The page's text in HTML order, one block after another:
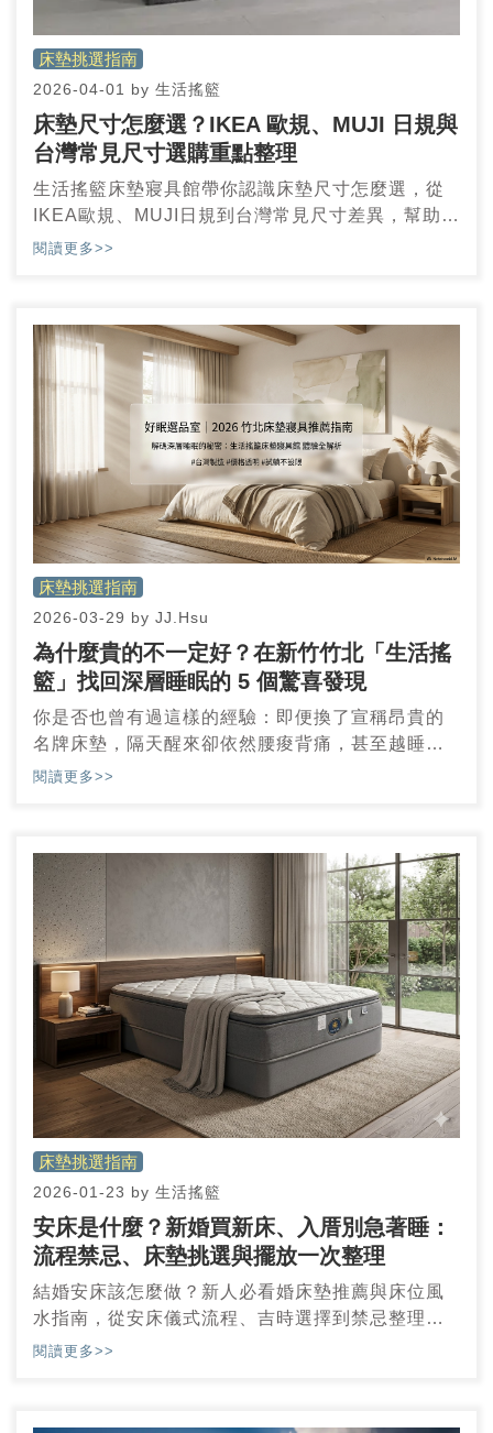
床墊挑選指南
2026-04-01 by 生活搖籃
床墊尺寸怎麼選？IKEA 歐規、MUJI 日規與
台灣常見尺寸選購重點整理
生活搖籃床墊寢具館帶你認識床墊尺寸怎麼選，從
IKEA歐規、MUJI日規到台灣常見尺寸差異，幫助你
在挑選時更清楚各種規格的實際差別
閱讀更多>>
床墊挑選指南
2026-03-29 by JJ.Hsu
為什麼貴的不一定好？在新竹竹北「生活搖
籃」找回深層睡眠的 5 個驚喜發現
你是否也曾有過這樣的經驗：即便換了宣稱昂貴的
名牌床墊，隔天醒來卻依然腰痠背痛，甚至越睡越
累？在追求生活品質的路上，我們常陷入「貴就是
為，睡眠這件事比我們想像中更講究「適合」，而
非單純的價格比拼。
閱讀更多>>
床墊挑選指南
2026-01-23 by 生活搖籃
安床是什麼？新婚買新床、入厝別急著睡：
流程禁忌、床墊挑選與擺放一次整理
結婚安床該怎麼做？新人必看婚床墊推薦與床位風
水指南，從安床儀式流程、吉時選擇到禁忌整理一
次搞懂。
閱讀更多>>